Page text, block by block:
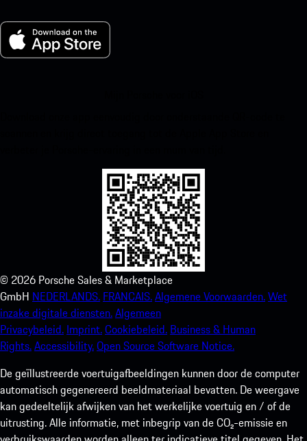
© 2026 Porsche Sales & Marketplace
GmbH NEDERLANDS. FRANCAIS.Algemene Voorwaarden.Wet
inzake digitale diensten.Algemeen
Privacybeleid. Imprint.Cookiebeleid. Business & Human
Rights.Accessibility.Open Source Software Notice.
De geïllustreerde voertuigafbeeldingen kunnen door de computer
automatisch gegenereerd beeldmateriaal bevatten. De weergave
kan gedeeltelijk afwijken van het werkelijke voertuig en / of de
uitrusting. Alle informatie, met inbegrip van de CO₂-emissie en